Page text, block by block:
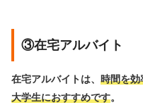
③在宅アルバイト
在宅アルバイトは、 時間を効
大学生におすすめです。